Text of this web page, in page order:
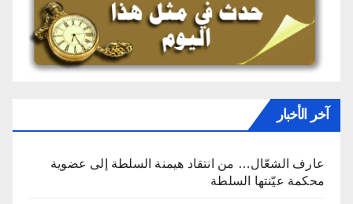
آخر الأخبار
عارف الشعّال… من انتقاد هيمنة السلطة إلى عضوية
محكمة عيّنتها السلطة